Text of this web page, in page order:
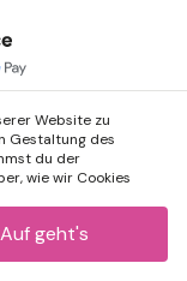
Website zu
Gestaltung des
du der
wie wir Cookies
Auf geht's